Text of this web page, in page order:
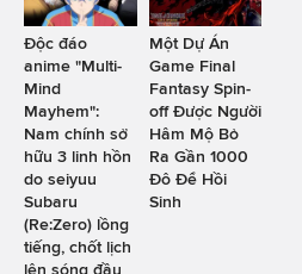
Độc đáo
anime "Multi-
Mind
Mayhem":
Nam chính sở
hữu 3 linh hồn
do seiyuu
Subaru
(Re:Zero) lồng
tiếng, chốt lịch
lên sóng đầu
Một Dự Án
Game Final
Fantasy Spin-
off Được Người
Hâm Mộ Bỏ
Ra Gần 1000
Đô Để Hồi
Sinh